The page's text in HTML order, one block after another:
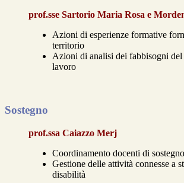
prof.sse Sartorio Maria Rosa e
Azioni di esperienze formative
territorio
Azioni di analisi dei fabbisogni del
lavoro
Sostegno
prof.ssa Caiazzo Merj
Coordinamento docenti di
Gestione delle attività connesse a
disabilità